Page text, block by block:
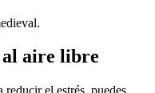
al aire libre